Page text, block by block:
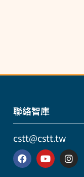
聯絡智庫
cstt@cstt.tw